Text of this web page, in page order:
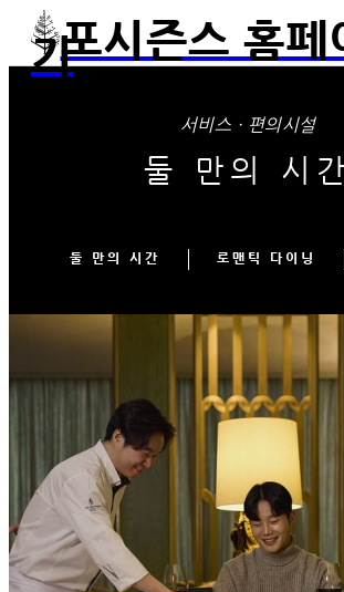
포시즌스 홈페
기
서비스 · 편의시설
둘 만의 시간
둘 만의 시간 로맨틱 다이닝